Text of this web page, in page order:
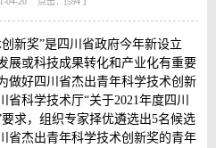
新奖”是四川省政府今年新设立
展或科技成果转化和产业化有重要
做好四川省杰出青年科学技术创新
科学技术厅“关于2021年度四川
求，组织专家择优遴选出5名候选
省杰出青年科学技术创新奖的青年